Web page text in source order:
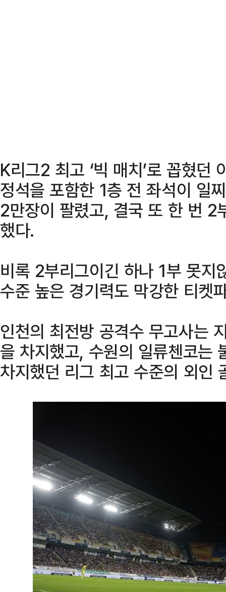
K리그2 최고 ‘빅 매치’로 꼽혔던
정석을 포함한 1층 전 좌석이 일
2만장이 팔렸고, 결국 또 한 번 2
했다.
비록 2부리그이긴 하나 1부 못지
수준 높은 경기력도 막강한 티켓
인천의 최전방 공격수 무고사는
을 차지했고, 수원의 일류첸코는
차지했던 리그 최고 수준의 외인